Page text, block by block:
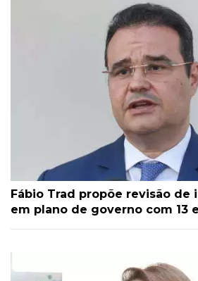
Fábio Trad propõe revisão de
em plano de governo com 13